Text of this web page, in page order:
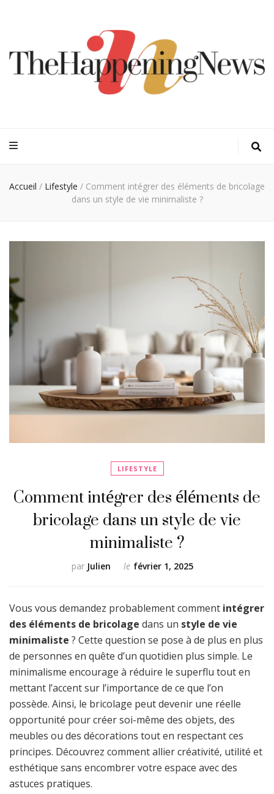
Accueil / Lifestyle / Comment intégrer des éléments de bricolage
dans un style de vie minimaliste ?
LIFESTYLE
Comment intégrer des éléments de
bricolage dans un style de vie
minimaliste ?
par Julien le février 1, 2025
Vous vous demandez probablement comment intégrer
des éléments de bricolage dans un style de vie
minimaliste ? Cette question se pose à de plus en plus
de personnes en quête d’un quotidien plus simple. Le
minimalisme encourage à réduire le superflu tout en
mettant l’accent sur l’importance de ce que l’on
possède. Ainsi, le bricolage peut devenir une réelle
opportunité pour créer soi-même des objets, des
meubles ou des décorations tout en respectant ces
principes. Découvrez comment allier créativité, utilité et
esthétique sans encombrer votre espace avec des
astuces pratiques.